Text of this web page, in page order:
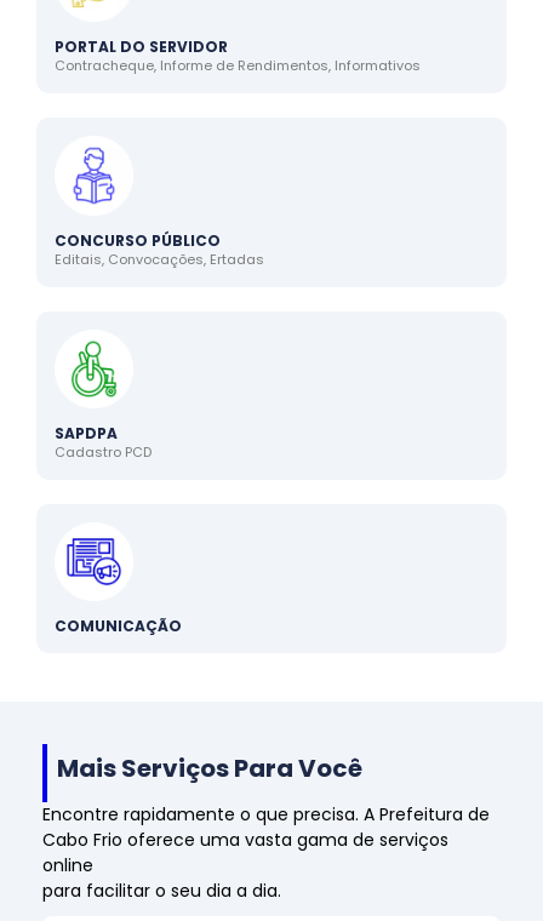
PORTAL DO SERVIDOR
Contracheque, Informe de Rendimentos, Informativos
CONCURSO PÚBLICO
Editais, Convocações, Ertadas
SAPDPA
Cadastro PCD
COMUNICAÇÃO
Mais Serviços Para Você
Encontre rapidamente o que precisa. A Prefeitura de
Cabo Frio oferece uma vasta gama de serviços
online
para facilitar o seu dia a dia.